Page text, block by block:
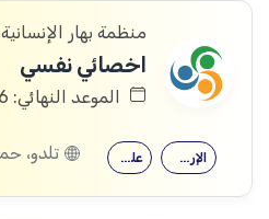
منظمة بهار الإنسانية
اخصائي نفسي
الموعد النهائي: 17/08/2026
علم النفس الإرشاد النفسي